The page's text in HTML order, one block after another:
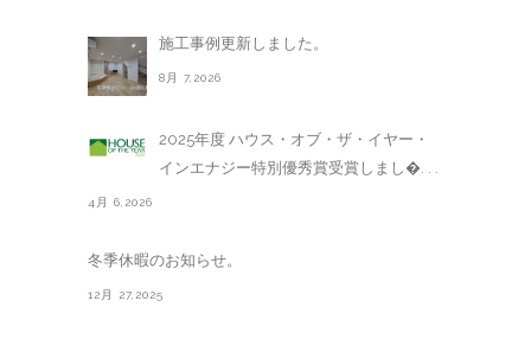
施工事例更新しました。
8月 7,2026
2025年度 ハウス・オブ・ザ・イヤー・
インエナジー特別優秀賞受賞しまし�. . .
4月 6,2026
冬季休暇のお知らせ。
12月 27,2025